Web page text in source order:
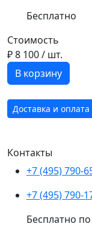
Бесплатно
Стоимость
₽ 8 100/ шт.
В корзину
Доставка и оплата
Контакты
+7 (495) 790-
+7 (495) 790-
Бесплатно